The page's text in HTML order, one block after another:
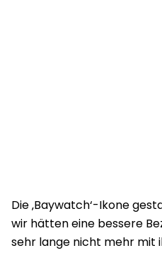
Die ‚Baywatch‘-Ikone
wir hätten eine bessere
sehr lange nicht mehr mit